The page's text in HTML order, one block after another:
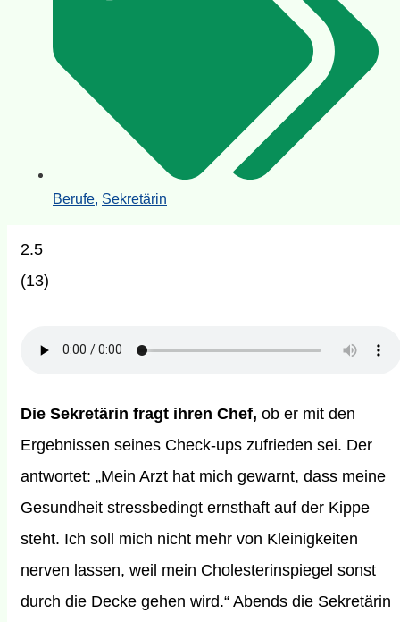
Berufe, Sekretärin
2.5
(13)
Die Sekretärin fragt ihren Chef, ob er mit den
Ergebnissen seines Check-ups zufrieden sei. Der
antwortet: „Mein Arzt hat mich gewarnt, dass meine
Gesundheit stressbedingt ernsthaft auf der Kippe
steht. Ich soll mich nicht mehr von Kleinigkeiten
nerven lassen, weil mein Cholesterinspiegel sonst
durch die Decke gehen wird.“ Abends die Sekretärin